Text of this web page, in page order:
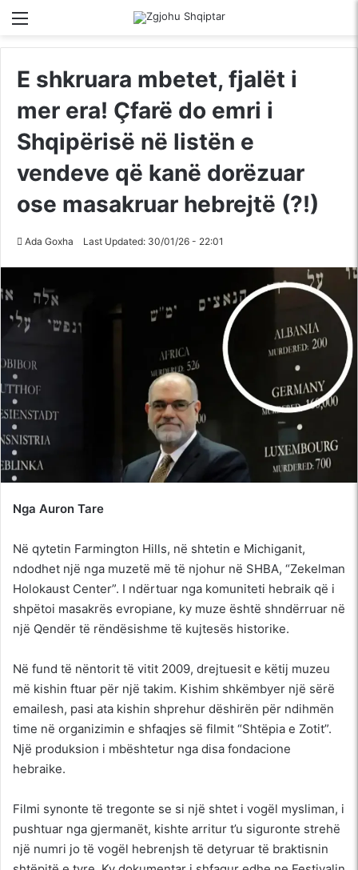
E shkruara mbetet, fjalët i
mer era! Çfarë do emri i
Shqipërisë në listën e
vendeve që kanë dorëzuar
ose masakruar hebrejtë (?!)
Ada Goxha Last Updated: 30/01/26 - 22:01
Nga Auron Tare
Në qytetin Farmington Hills, në shtetin e Michiganit,
ndodhet një nga muzetë më të njohur në SHBA, “Zekelman
Holokaust Center”. I ndërtuar nga komuniteti hebraik që i
shpëtoi masakrës evropiane, ky muze është shndërruar në
një Qendër të rëndësishme të kujtesës historike.
Në fund të nëntorit të vitit 2009, drejtuesit e këtij muzeu
më kishin ftuar për një takim. Kishim shkëmbyer një sërë
emailesh, pasi ata kishin shprehur dëshirën për ndihmën
time në organizimin e shfaqjes së filmit “Shtëpia e Zotit”.
Një produksion i mbështetur nga disa fondacione
hebraike.
Filmi synonte të tregonte se si një shtet i vogël mysliman, i
pushtuar nga gjermanët, kishte arritur t’u siguronte strehë
një numri jo të vogël hebrenjsh të detyruar të braktisnin